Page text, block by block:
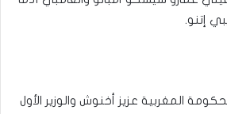
إتنو.
المغربية عزيز أخنوش والوزير الأول